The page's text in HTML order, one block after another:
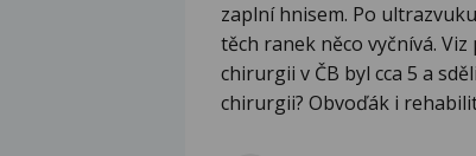
zaplní hnisem. Po
těch ranek něco vyčnívá.
chirurgii v ČB byl cca 5 a
chirurgii? Obvoďák i